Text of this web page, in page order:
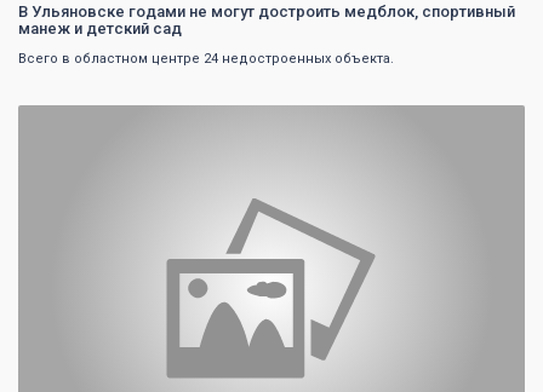
В Ульяновске годами не могут достроить медблок, спортивный
манеж и детский сад
Всего в областном центре 24 недостроенных объекта.